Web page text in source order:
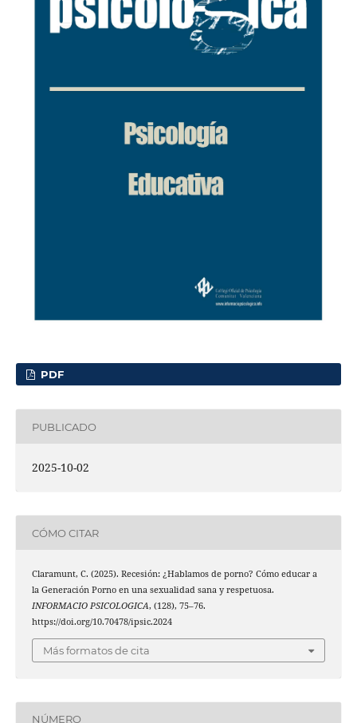
PDF
PUBLICADO
2025-10-02
CÓMO CITAR
Claramunt, C. (2025). Recesión: ¿Hablamos de porno? Cómo educar a
la Generación Porno en una sexualidad sana y respetuosa.
INFORMACIO PSICOLOGICA, (128), 75–76.
https://doi.org/10.70478/ipsic.2024
Más formatos de cita
NÚMERO